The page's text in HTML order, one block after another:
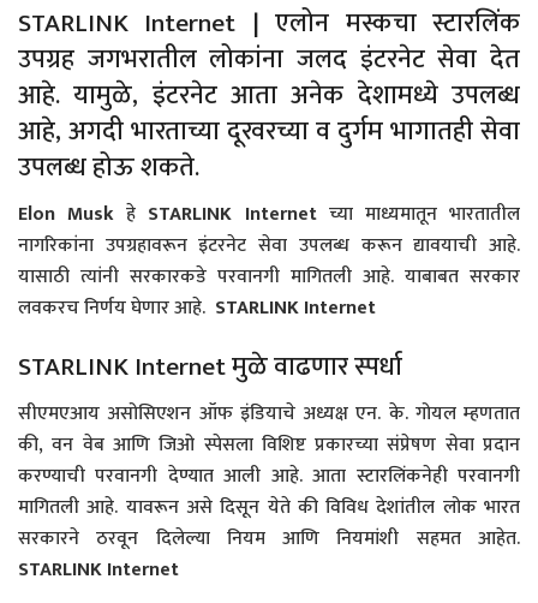
STARLINK Internet | एलोन मस्कचा स्टारलिंक
उपग्रह जगभरातील लोकांना जलद इंटरनेट सेवा देत
आहे. यामुळे, इंटरनेट आता अनेक देशामध्ये उपलब्ध
आहे, अगदी भारताच्या दूरवरच्या व दुर्गम भागातही सेवा
उपलब्ध होऊ शकते.
Elon Musk हे STARLINK Internetच्या माध्यमातून भारतातील
नागरिकांना उपग्रहावरून इंटरनेट सेवा उपलब्ध करून द्यावयाची आहे.
यासाठी त्यांनी सरकारकडे परवानगी मागितली आहे. याबाबत सरकार
लवकरच निर्णय घेणार आहे. STARLINK Internet
STARLINK Internet मुळे वाढणार स्पर्धा
सीएमएआय असोसिएशन ऑफ इंडियाचे अध्यक्ष एन. के. गोयल म्हणतात
की, वन वेब आणि जिओ स्पेसला विशिष्ट प्रकारच्या संप्रेषण सेवा प्रदान
करण्याची परवानगी देण्यात आली आहे. आता स्टारलिंकनेही परवानगी
मागितली आहे. यावरून असे दिसून येते की विविध देशांतील लोक भारत
सरकारने ठरवून दिलेल्या नियम आणि नियमांशी सहमत आहेत.
STARLINK Internet